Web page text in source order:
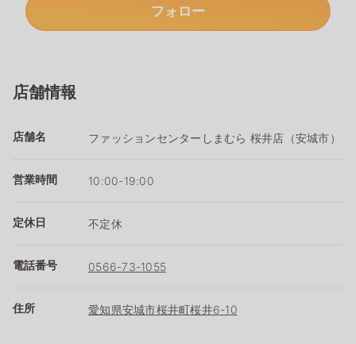
フォロー
店舗情報
店舗名 ファッションセンターしまむら 桜井店（安城市）
営業時間 10:00-19:00
定休日 不定休
電話番号 0566-73-1055
住所 愛知県安城市桜井町桜井6-10